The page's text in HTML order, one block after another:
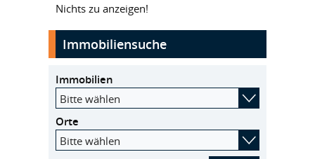
Nichts zu anzeigen!
Immobiliensuche
Immobilien
Bitte wählen
Orte
Bitte wählen